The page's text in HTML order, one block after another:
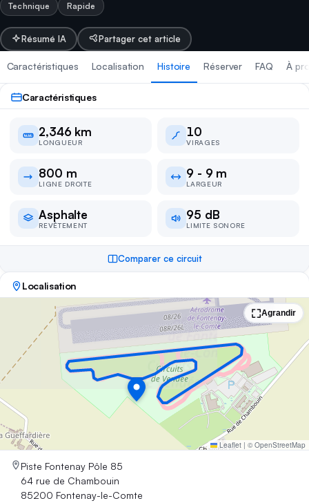
Technique Rapide
Résumé IA Partager cet article
Caractéristiques Localisation Histoire Réserver FAQ À
Caractéristiques
Longueur
Virages
Ligne droite
Revêtement Asphalte
Limitation sonore 95 dB
2,346 km
LONGUEUR
10
VIRAGES
800 m
LIGNE DROITE
9 - 9 m
LARGEUR
Asphalte
REVÊTEMENT
95 dB
LIMITE SONORE
Comparer ce circuit
Localisation
Leaflet | © OpenStreetMap
Agrandir
Piste Fontenay Pôle 85
64 rue de Chambouin
85200 Fontenay-le-Comte